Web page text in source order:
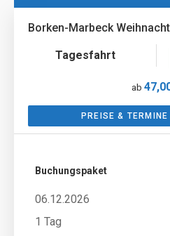
Borken-Marbeck
Tagesfahrt
ab
PREISE & TERMINE
Buchungspaket
06.12.2026
1 Tag